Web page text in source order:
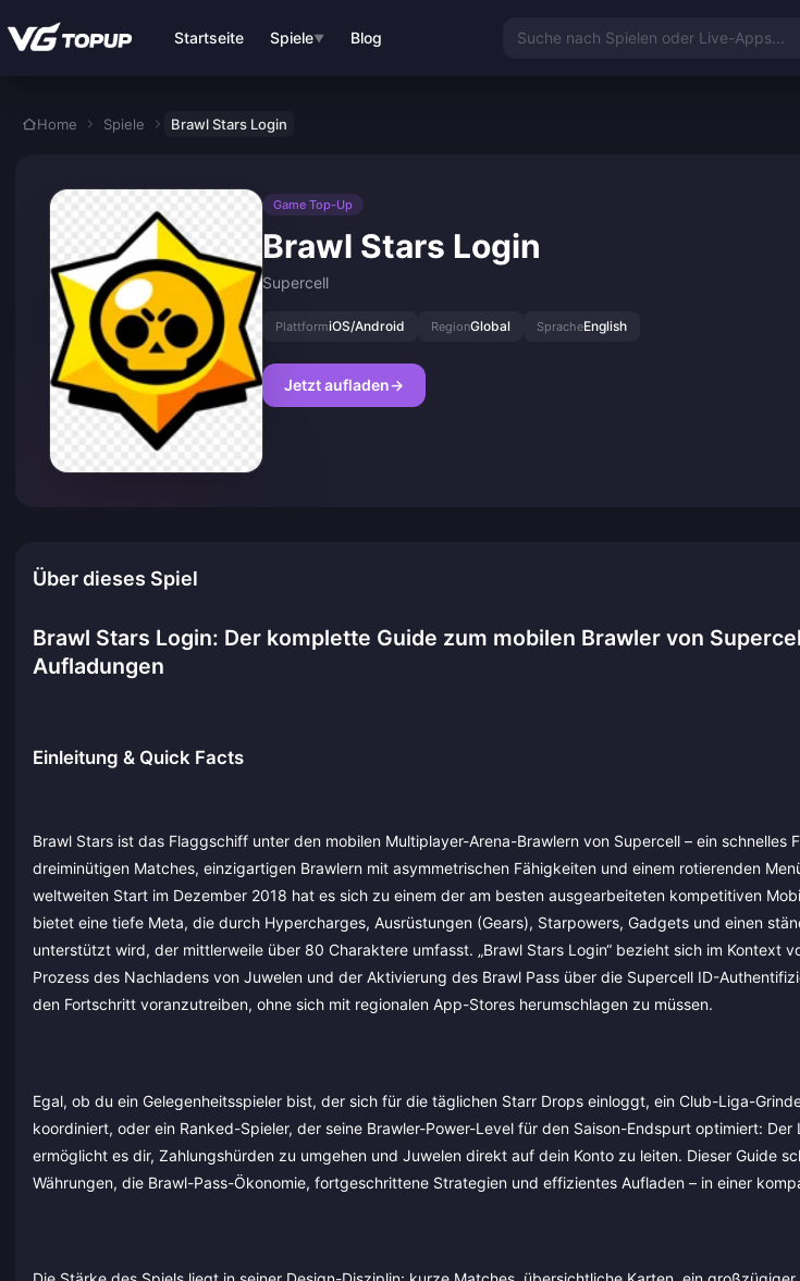
Startseite Spiele▼ Blog Suche nach Spielen oder Live-Apps...
Home Spiele Brawl Stars Login
Game Top-Up
Brawl Stars Login
Supercell
PlattformiOS/Android RegionGlobal SpracheEnglish
Jetzt aufladen→
Über dieses Spiel
Brawl Stars Login: Der komplette Guide zum mobilen Brawler von
Aufladungen
Einleitung & Quick Facts
Brawl Stars ist das Flaggschiff unter den mobilen Multiplayer-Arena-Brawlern von Supercell – ein schnelles
dreiminütigen Matches, einzigartigen Brawlern mit asymmetrischen Fähigkeiten und einem rotierenden
weltweiten Start im Dezember 2018 hat es sich zu einem der am besten ausgearbeiteten kompetitiven
bietet eine tiefe Meta, die durch Hypercharges, Ausrüstungen (Gears), Starpowers, Gadgets und einen
unterstützt wird, der mittlerweile über 80 Charaktere umfasst. „Brawl Stars Login“ bezieht sich im Kontext
Prozess des Nachladens von Juwelen und der Aktivierung des Brawl Pass über die Supercell ID-
den Fortschritt voranzutreiben, ohne sich mit regionalen App-Stores herumschlagen zu müssen.
Egal, ob du ein Gelegenheitsspieler bist, der sich für die täglichen Starr Drops einloggt, ein Club-Liga-
koordiniert, oder ein Ranked-Spieler, der seine Brawler-Power-Level für den Saison-Endspurt optimiert:
ermöglicht es dir, Zahlungshürden zu umgehen und Juwelen direkt auf dein Konto zu leiten. Dieser Guide
Währungen, die Brawl-Pass-Ökonomie, fortgeschrittene Strategien und effizientes Aufladen – in einer